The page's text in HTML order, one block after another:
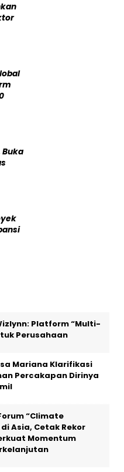
Buka
Platform “Multi-
Perusahaan
Mariana Klarifikasi
Percakapan Dirinya
“Climate
Asia, Cetak Rekor
Momentum